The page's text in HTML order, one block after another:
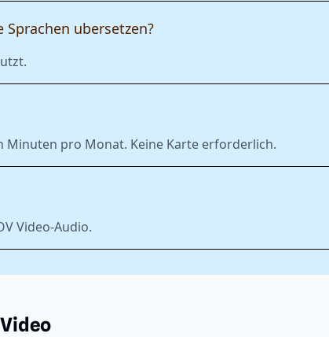
Sprachen ubersetzen?
Minuten pro Monat. Keine Karte erforderlich.
Video-Audio.